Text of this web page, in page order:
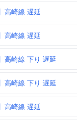
高崎線 遅延
高崎線 遅延
高崎線 下り 遅延
高崎線 下り 遅延
高崎線 遅延